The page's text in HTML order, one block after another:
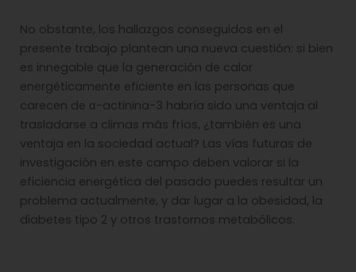
No obstante, los hallazgos conseguidos en el
presente trabajo plantean una nueva cuestión: si bien
es innegable que la generación de calor
energéticamente eficiente en las personas que
carecen de α-actinina-3 habría sido una ventaja al
trasladarse a climas más fríos, ¿también es una
ventaja en la sociedad actual? Las vías futuras de
investigación en este campo deben valorar si la
eficiencia energética del pasado puedes resultar un
problema actualmente, y dar lugar a la obesidad, la
diabetes tipo 2 y otros trastornos metabólicos.